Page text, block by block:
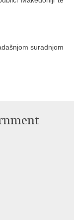
suradnjom